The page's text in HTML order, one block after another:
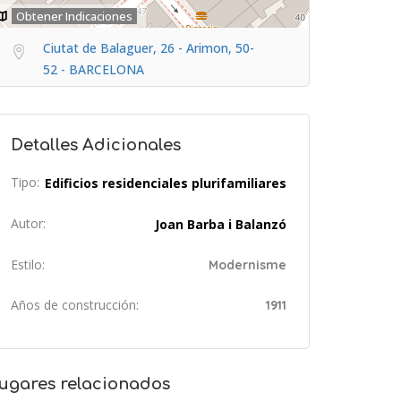
Obtener Indicaciones
Ciutat de Balaguer, 26 - Arimon, 50-
52 - BARCELONA
Detalles Adicionales
Tipo: Edificios residenciales plurifamiliares
Autor: Joan Barba i Balanzó
Estilo: Modernisme
Años de construcción: 1911
relacionados